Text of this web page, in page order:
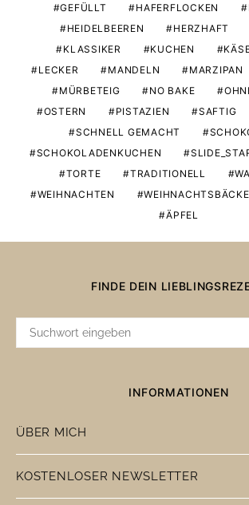
GEFÜLLT
HAFERFLOCKEN
HEIDELBEEREN
HERZHAFT
KLASSIKER
KUCHEN
LECKER
MANDELN MARZIPAN
MÜRBETEIG
NO BAKE
OSTERN
PISTAZIEN SAFTIG
SCHNELL GEMACHT
SCHOKOLADENKUCHEN
TORTE
TRADITIONELL
WEIHNACHTEN
ÄPFEL
FINDE DEIN
SUCHE
INFORMATIONEN
ÜBER MICH
KOSTENLOSER NEWSLETTER